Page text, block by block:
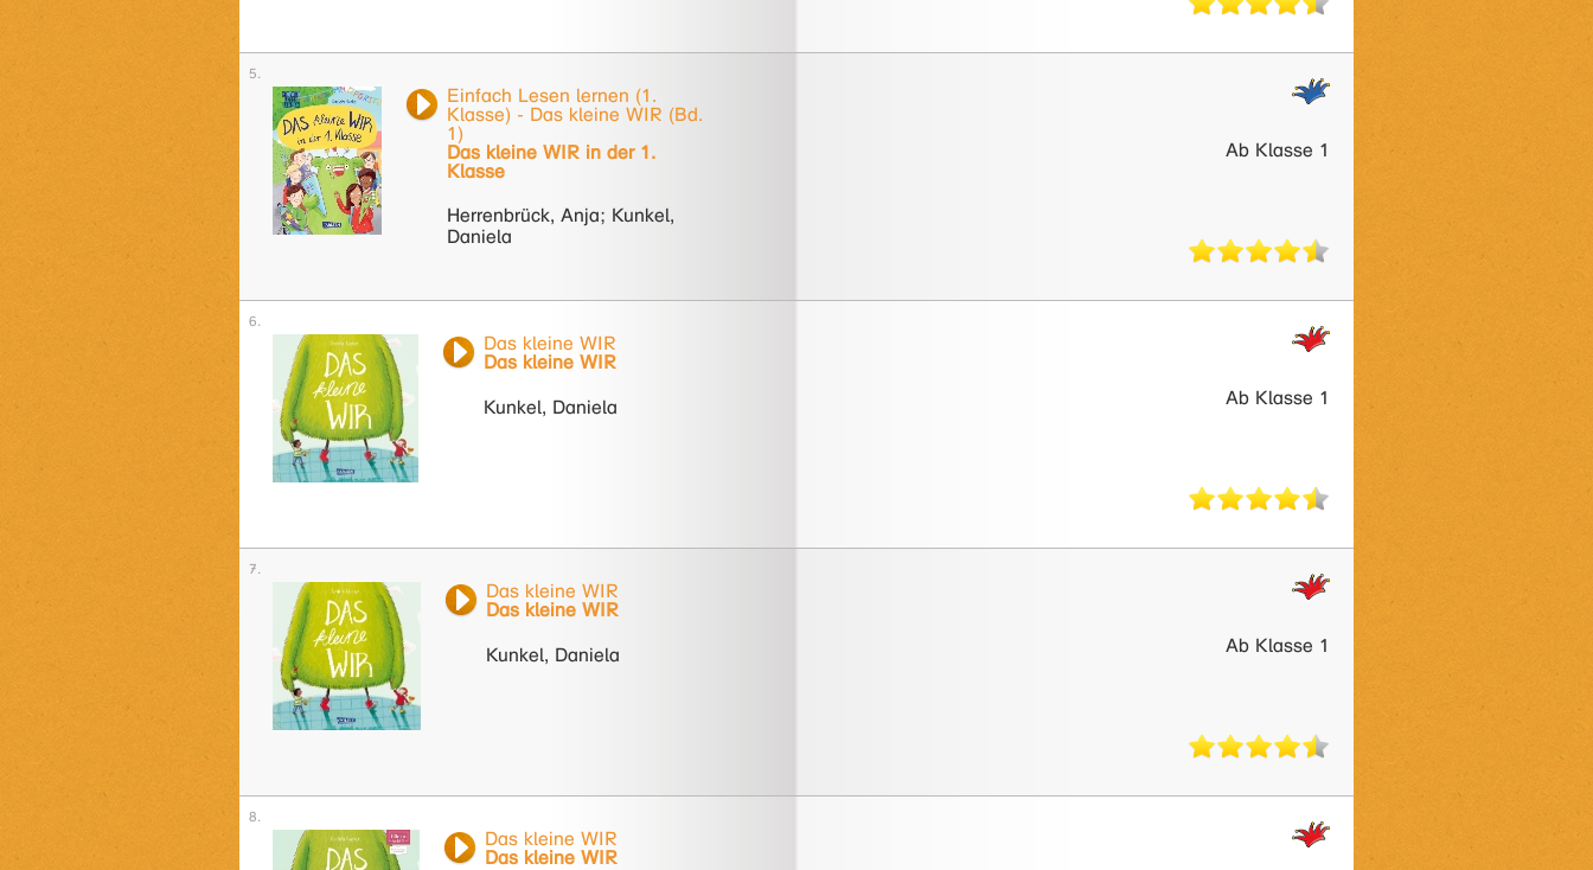
Einfach Lesen lernen (1.
Klasse) - Das kleine WIR (Bd.
1)
Das kleine WIR in der 1.
Klasse
Herrenbrück, Anja; Kunkel,
Daniela
Ab Klasse 1
Das kleine WIR
Das kleine WIR
Kunkel, Daniela
Ab Klasse 1
Das kleine WIR
Das kleine WIR
Kunkel, Daniela
Ab Klasse 1
Das kleine WIR
Das kleine WIR